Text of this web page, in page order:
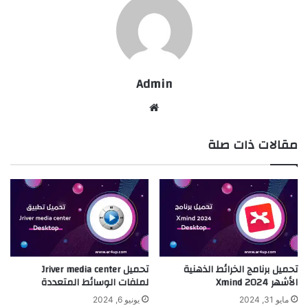
Admin
مقالات ذات صلة
تحميل برنامج الخرائط الذهنية
الأشهر Xmind 2024
مايو 31, 2024
تحميل Jriver media center
لملفات الوسائط المتعددة
يونيو 6, 2024